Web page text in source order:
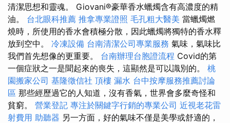
清潔思想和靈魂。 Giovani®豪華香水蠟燭含有高濃度的精
油。 台北眼科推薦 推拿專業證照 毛孔粗大醫美 當蠟燭燃
燒時，所使用的香水會積極分散，因此蠟燭將獨特的香水釋
放到空中。 冷凍設備 台南清潔公司專業服務 氣味，氣味比
我們首先想像的更重要。 台南辦理台胞證流程 Covid的第
一個症狀之一是聞起來的喪失，這顯然是可以識別的。 桃
園搬家公司 基隆徵信社 頂樓 漏水 台中按摩服務推薦討論
區 那些經歷過它的人知道，沒有香氣，世界會多麼奇怪和
貧窮。 營業登記 專注於關鍵字行銷的專業公司 近視老花雷
射費用 助聽器 另一方面，好的氣味不僅是美學或舒適的，